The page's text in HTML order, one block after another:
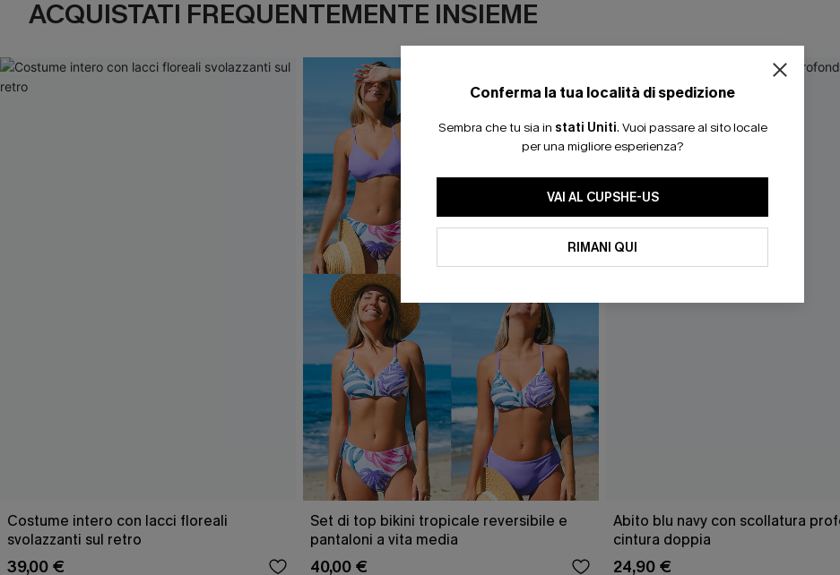
ACQUISTATI FREQUENTEMENTE INSIEME
Costume intero con lacci floreali
svolazzanti sul retro
39,00 €
Set di top bikini tropicale reversibile e
pantaloni a vita media
40,00 €
Abito blu navy con scollatura
cintura doppia
24,90 €
Conferma la tua località di spedizione
Sembra che tu sia in stati Uniti. Vuoi passare al sito locale
per una migliore esperienza?
VAI AL CUPSHE-US
RIMANI QUI